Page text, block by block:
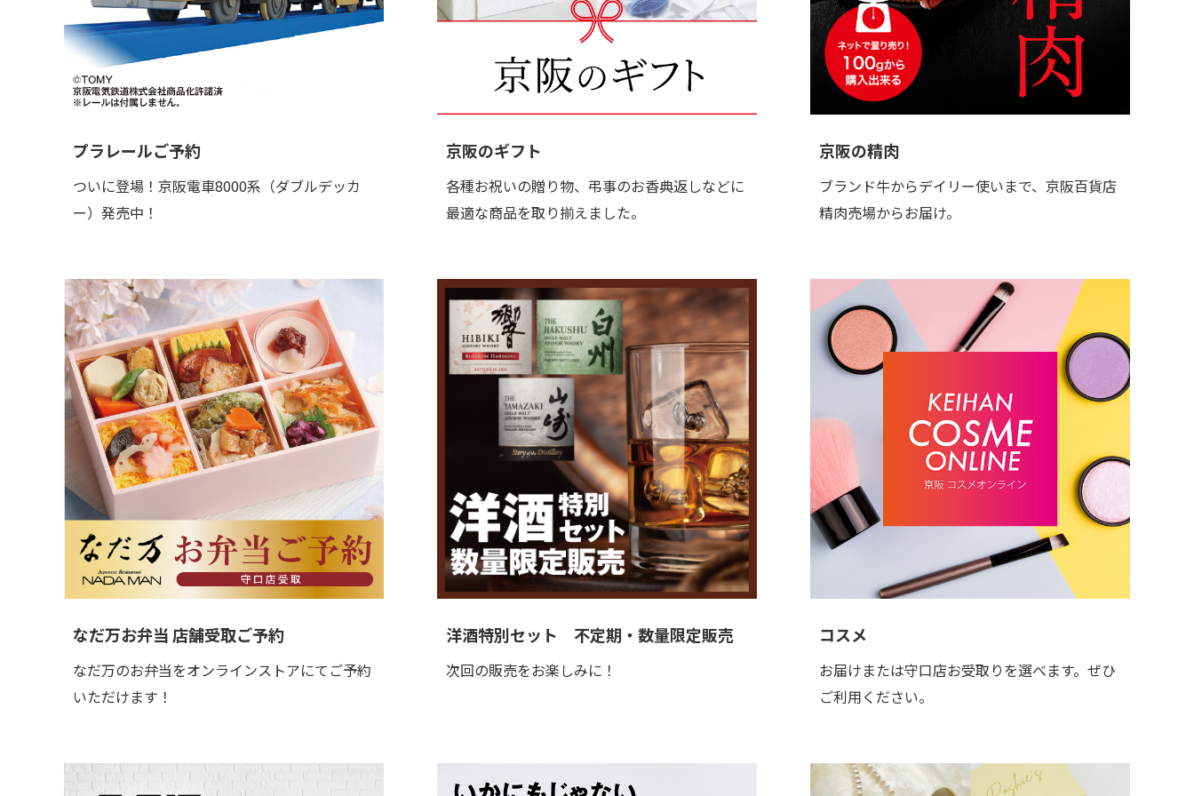
プラレールご予約
ついに登場！京阪電車8000系（ダブルデッカ
ー）発売中！
京阪のギフト
各種お祝いの贈り物、弔事のお香典返しなどに
最適な商品を取り揃えました。
京阪の精肉
ブランド牛からデイリー使いまで、京阪百貨店
精肉売場からお届け。
なだ万お弁当 店舗受取ご予約
なだ万のお弁当をオンラインストアにてご予約
いただけます！
洋酒特別セット 不定期・数量限定販売
次回の販売をお楽しみに！
コスメ
お届けまたは守口店お受取りを選べます。ぜひ
ご利用ください。